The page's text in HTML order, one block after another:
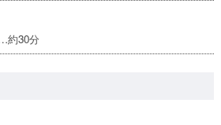
約30分